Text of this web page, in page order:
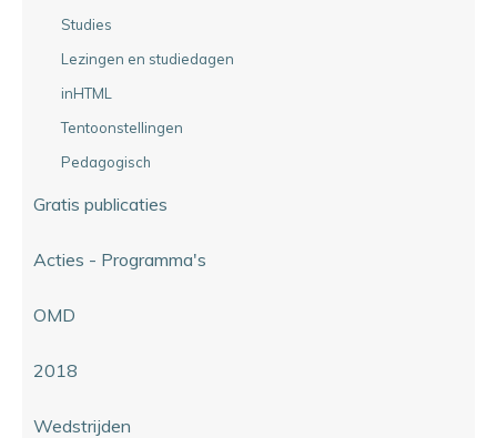
Studies
Lezingen en studiedagen
inHTML
Tentoonstellingen
Pedagogisch
Gratis publicaties
Acties - Programma's
OMD
2018
Wedstrijden